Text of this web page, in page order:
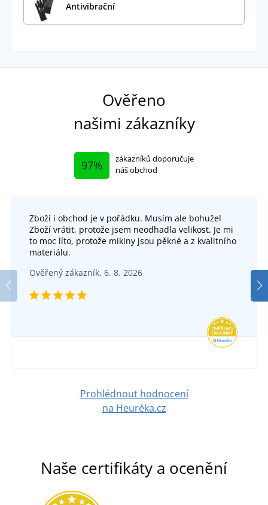
Antivibrační
Ověřeno
našimi zákazníky
97%
zákazníků doporučuje
náš obchod
Zboží i obchod je v pořádku. Musím ale bohužel
Zboží vrátit, protože jsem neodhadla velikost. Je mi
to moc líto, protože mikiny jsou pěkné a z kvalitního
materiálu.
Ověřený zákazník, 6. 8. 2026
Prohlédnout hodnocení
na Heuréka.cz
Naše certifikáty a ocenění